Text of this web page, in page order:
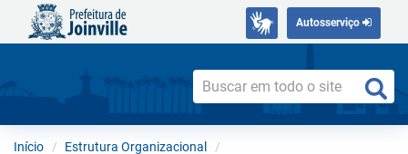
Autosserviço
Início Estrutura Organizacional